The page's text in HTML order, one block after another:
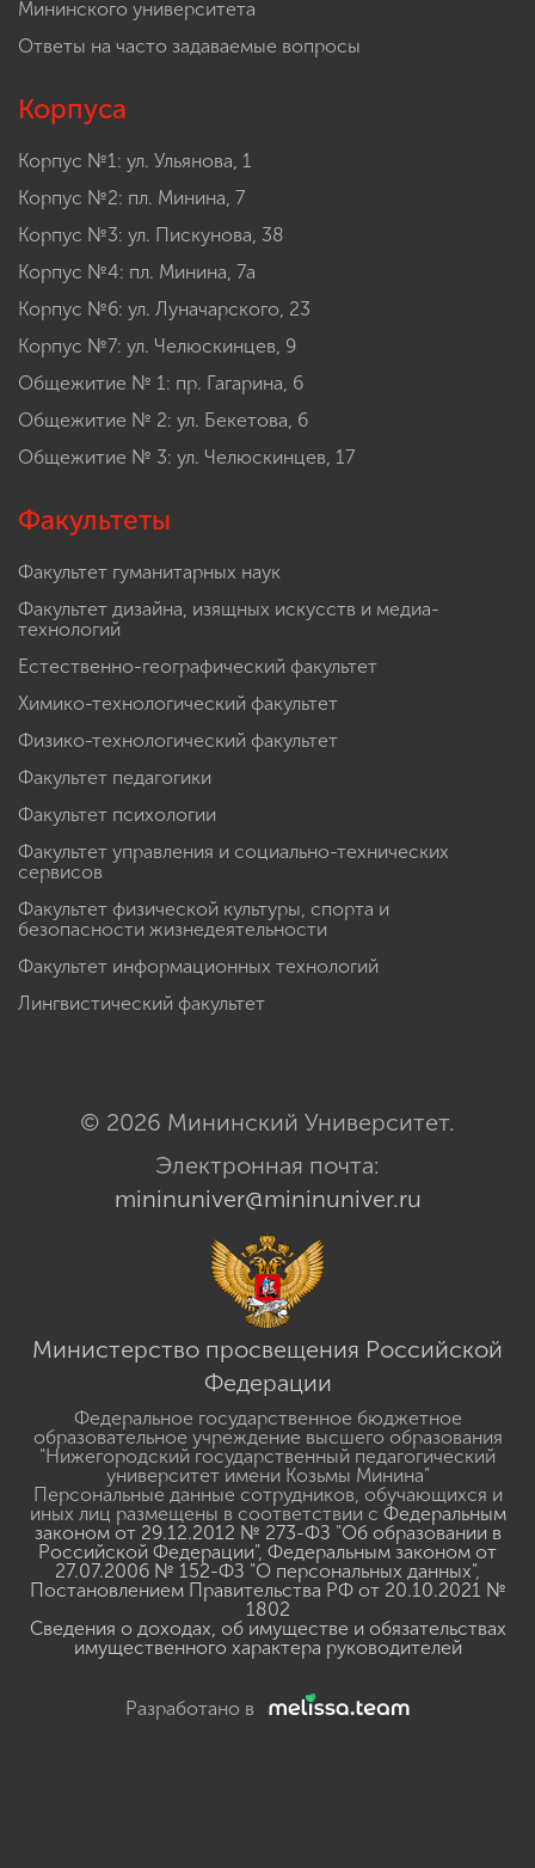
Мининского университета
Ответы на часто задаваемые вопросы
Корпуса
Корпус №1: ул. Ульянова, 1
Корпус №2: пл. Минина, 7
Корпус №3: ул. Пискунова, 38
Корпус №4: пл. Минина, 7а
Корпус №6: ул. Луначарского, 23
Корпус №7: ул. Челюскинцев, 9
Общежитие № 1: пр. Гагарина, 6
Общежитие № 2: ул. Бекетова, 6
Общежитие № 3: ул. Челюскинцев, 17
Факультеты
Факультет гуманитарных наук
Факультет дизайна, изящных искусств и медиа-
технологий
Естественно-географический факультет
Химико-технологический факультет
Физико-технологический факультет
Факультет педагогики
Факультет психологии
Факультет управления и социально-технических
сервисов
Факультет физической культуры, спорта и
безопасности жизнедеятельности
Факультет информационных технологий
Лингвистический факультет
© 2026 Мининский Университет.
Электронная почта:
mininuniver@mininuniver.ru
Министерство просвещения Российской
Федерации
Федеральное государственное бюджетное
образовательное учреждение высшего образования
"Нижегородский государственный педагогический
университет имени Козьмы Минина"
Персональные данные сотрудников, обучающихся и
иных лиц размещены в соответствии с Федеральным
законом от 29.12.2012 № 273-ФЗ "Об образовании в
Российской Федерации", Федеральным законом от
27.07.2006 № 152-ФЗ "О персональных данных",
Постановлением Правительства РФ от 20.10.2021 №
1802
Сведения о доходах, об имуществе и обязательствах
имущественного характера руководителей
Разработано в